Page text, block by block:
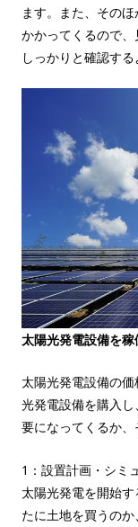
ます。また、その
かかってくるので
しっかりと確認する
太陽光発電設備を
太陽光発電設備の
光発電設備を購入
要になってくるか、
1：設置計画・シミ
太陽光発電を開始
たに土地を買うの